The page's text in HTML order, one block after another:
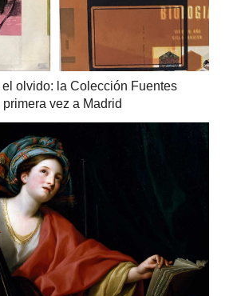
olvido: la Colección Fuentes
vez a Madrid